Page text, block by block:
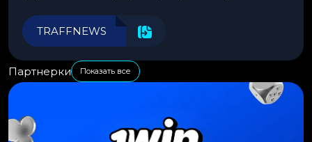
эффективности.
TRAFFNEWS
Партнерки Показать все